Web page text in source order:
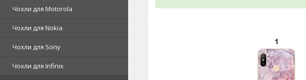
Чохли для Motorola
Чохли для Nokia
Чохли для Sony
Чохли для Infinix